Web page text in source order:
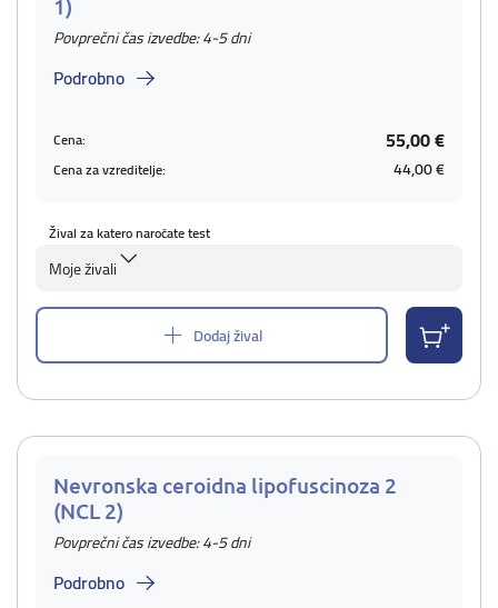
1)
Povprečni čas izvedbe: 4-5 dni
Podrobno
Cena: 55,00 €
Cena za vzreditelje: 44,00 €
Žival za katero naročate test
Moje živali
Dodaj žival
Nevronska ceroidna lipofuscinoza 2
(NCL 2)
Povprečni čas izvedbe: 4-5 dni
Podrobno